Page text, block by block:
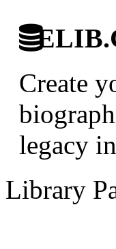
Create
legacy
Library